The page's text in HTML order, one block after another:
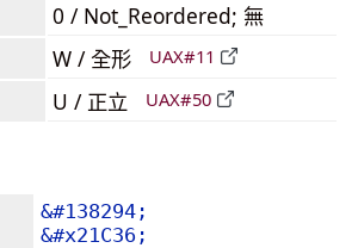
0 / Not_Reordered; 無
W / 全形 UAX#11
U / 正立 UAX#50
&#138294;
&#x21C36;